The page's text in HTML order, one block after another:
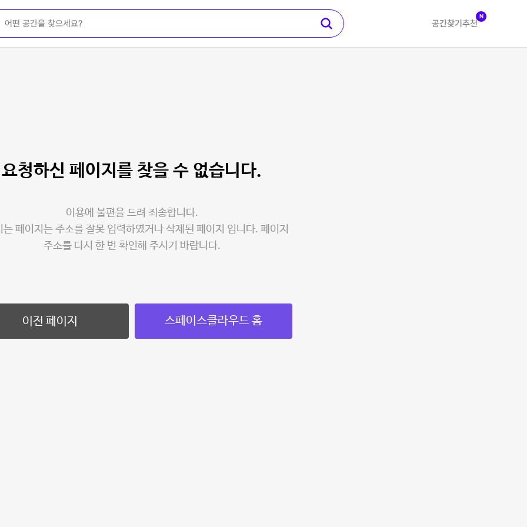
공간찾기 추천
N
요청하신 페이지를 찾을 수 없습니다.
이용에 불편을 드려 죄송합니다.
는 페이지는 주소를 잘못 입력하였거나 삭제된 페이지 입니다. 페이지
주소를 다시 한 번 확인해 주시기 바랍니다.
이전 페이지 스페이스클라우드 홈